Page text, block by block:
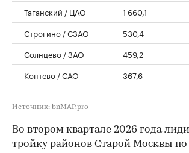
Таганский / ЦАО 1 660,1
Строгино / СЗАО
530,4
Солнцево / ЗАО
459,2
Коптево / САО
367,6
Источник: bnMAP.pro
Во втором квартале 2026 года
тройку районов Старой Москвы